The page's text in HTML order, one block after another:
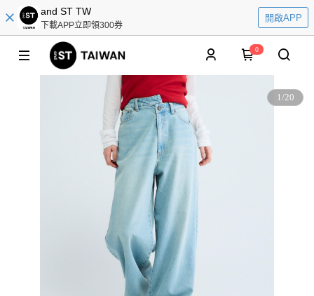
and ST TW
下載APP立即領300券
開啟APP
0
1/20